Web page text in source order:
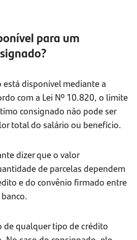
para um
disponível mediante a
com a Lei Nº 10.820, o limite
consignado não pode ser
total do salário ou benefício.
dizer que o valor
de parcelas dependem
e do convênio firmado entre
de qualquer tipo de crédito